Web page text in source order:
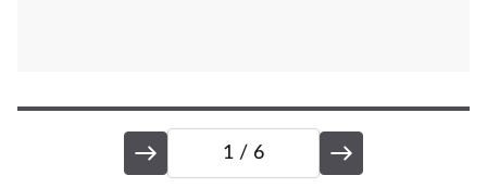
1 / 6